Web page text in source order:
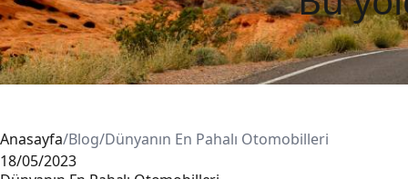
Anasayfa/Blog/Dünyanın En Pahalı Otomobilleri
18/05/2023